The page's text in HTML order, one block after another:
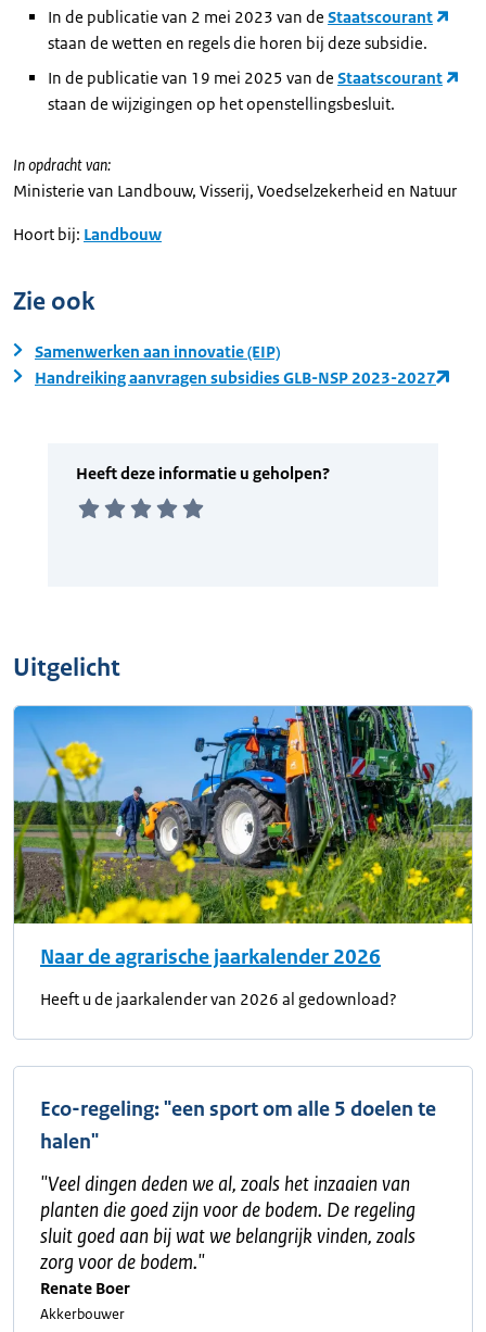
In de publicatie van 2 mei 2023 van de Staatscourant
staan de wetten en regels die horen bij deze subsidie.
In de publicatie van 19 mei 2025 van de Staatscourant
staan de wijzigingen op het openstellingsbesluit.
In opdracht van:
Ministerie van Landbouw, Visserij, Voedselzekerheid en Natuur
Hoort bij: Landbouw
Zie ook
Samenwerken aan innovatie (EIP)
Handreiking aanvragen subsidies GLB-NSP 2023-2027
Uitgelicht
Naar de agrarische jaarkalender 2026
Heeft u de jaarkalender van 2026 al gedownload?
Eco-regeling: "een sport om alle 5 doelen te
halen"
"Veel dingen deden we al, zoals het inzaaien van
planten die goed zijn voor de bodem. De regeling
sluit goed aan bij wat we belangrijk vinden, zoals
zorg voor de bodem."
Renate Boer
Akkerbouwer